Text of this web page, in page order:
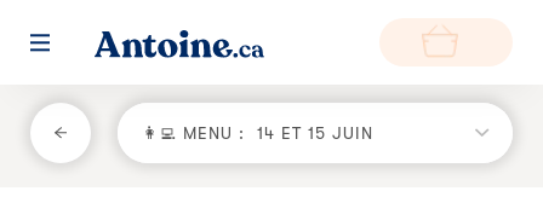
RETOUR
Fonctionnement
👩‍💻 MENU : 14 ET 15 JUIN